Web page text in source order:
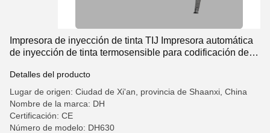
Impresora de inyección de tinta TIJ Impresora automática
de inyección de tinta termosensible para codificación de
Detalles del producto
Lugar de origen: Ciudad de Xi'an, provincia de Shaanxi, China
Nombre de la marca: DH
Certificación: CE
Número de modelo: DH630